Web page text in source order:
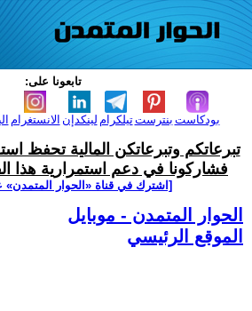
تابعونا على:
الانستغرام لينكدإن تيلكرامبنترست بودكاست
تبرعاتكم وتبرعاتكن المالية تحفظ
فشاركونا في دعم استمرارية هذا
[اشترك في قناة ‫«الحوار المتمدن»
الحوار المتمدن - موبايل
الموقع الرئيسي